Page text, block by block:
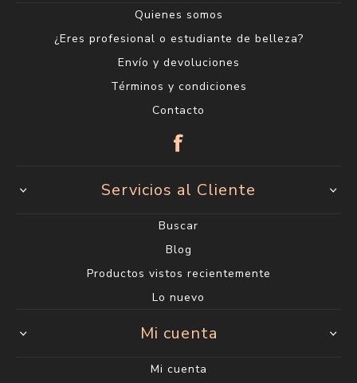
Quienes somos
¿Eres profesional o estudiante de belleza?
Envío y devoluciones
Términos y condiciones
Contacto
Servicios al Cliente
Buscar
Blog
Productos vistos recientemente
Lo nuevo
Mi cuenta
Mi cuenta